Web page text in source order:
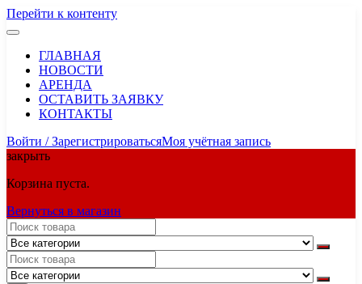
Перейти к контенту
ГЛАВНАЯ
НОВОСТИ
АРЕНДА
ОСТАВИТЬ ЗАЯВКУ
КОНТАКТЫ
Войти / ЗарегистрироватьсяМоя учётная запись
закрыть
Корзина пуста.
Вернуться в магазин